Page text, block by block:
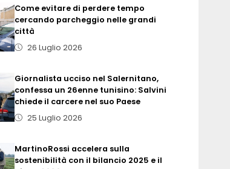
Come evitare di perdere tempo
cercando parcheggio nelle grandi
città
26 Luglio 2026
Giornalista ucciso nel Salernitano,
confessa un 26enne tunisino: Salvini
chiede il carcere nel suo Paese
25 Luglio 2026
MartinoRossi accelera sulla
sostenibilità con il bilancio 2025 e il